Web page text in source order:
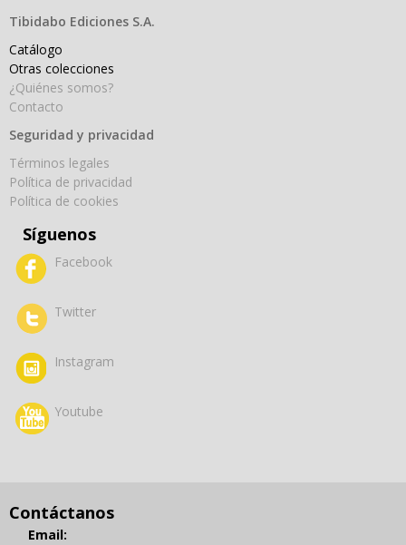
Tibidabo Ediciones S.A.
Catálogo
Otras colecciones
¿Quiénes somos?
Contacto
Seguridad y privacidad
Términos legales
Política de privacidad
Política de cookies
Síguenos
Facebook
Twitter
Instagram
Youtube
Contáctanos
Email: